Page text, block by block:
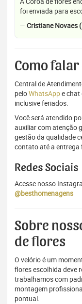
foi enviada para
— Cristiane Novaes
Como falar
Central de
peloWhatsAppe chat
inclusive feriados.
Você será atendido
auxiliar com atenção
gestão da qualidade
contato até a entrega
Redes Sociais
Acesse nosso
@besthomenagens
Sobre
de flores
O velório é um
flores escolhida deve
trabalhamos com
montagem
pontual.